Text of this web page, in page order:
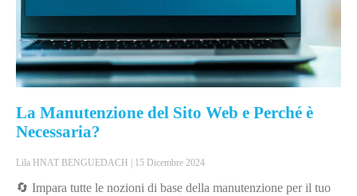
La Manutenzione del Sito Web e Perché è
Necessaria?
Lila HNAT BENGUEDACH 15 Dicembre 2024
🔄 Impara tutte le nozioni di base della manutenzione per il tuo